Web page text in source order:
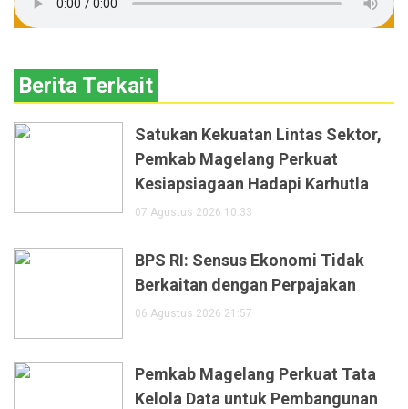
Berita Terkait
Satukan Kekuatan Lintas Sektor,
Pemkab Magelang Perkuat
Kesiapsiagaan Hadapi Karhutla
07 Agustus 2026 10:33
BPS RI: Sensus Ekonomi Tidak
Berkaitan dengan Perpajakan
06 Agustus 2026 21:57
Pemkab Magelang Perkuat Tata
Kelola Data untuk Pembangunan